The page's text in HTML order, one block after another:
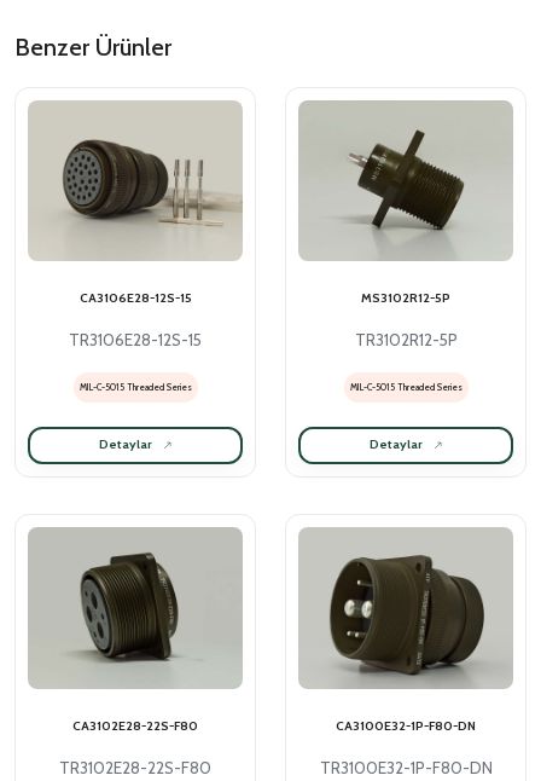
Benzer Ürünler
CA3106E28-12S-15
TR3106E28-12S-15
MIL-C-5015 Threaded Series
Detaylar
MS3102R12-5P
TR3102R12-5P
MIL-C-5015 Threaded Series
Detaylar
CA3102E28-22S-F80
TR3102E28-22S-F80
CA3100E32-1P-F80-DN
TR3100E32-1P-F80-DN